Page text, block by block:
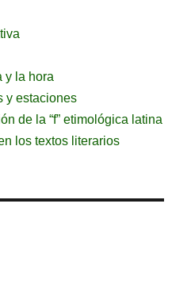
y la hora
y estaciones
de la “f” etimológica latina
los textos literarios